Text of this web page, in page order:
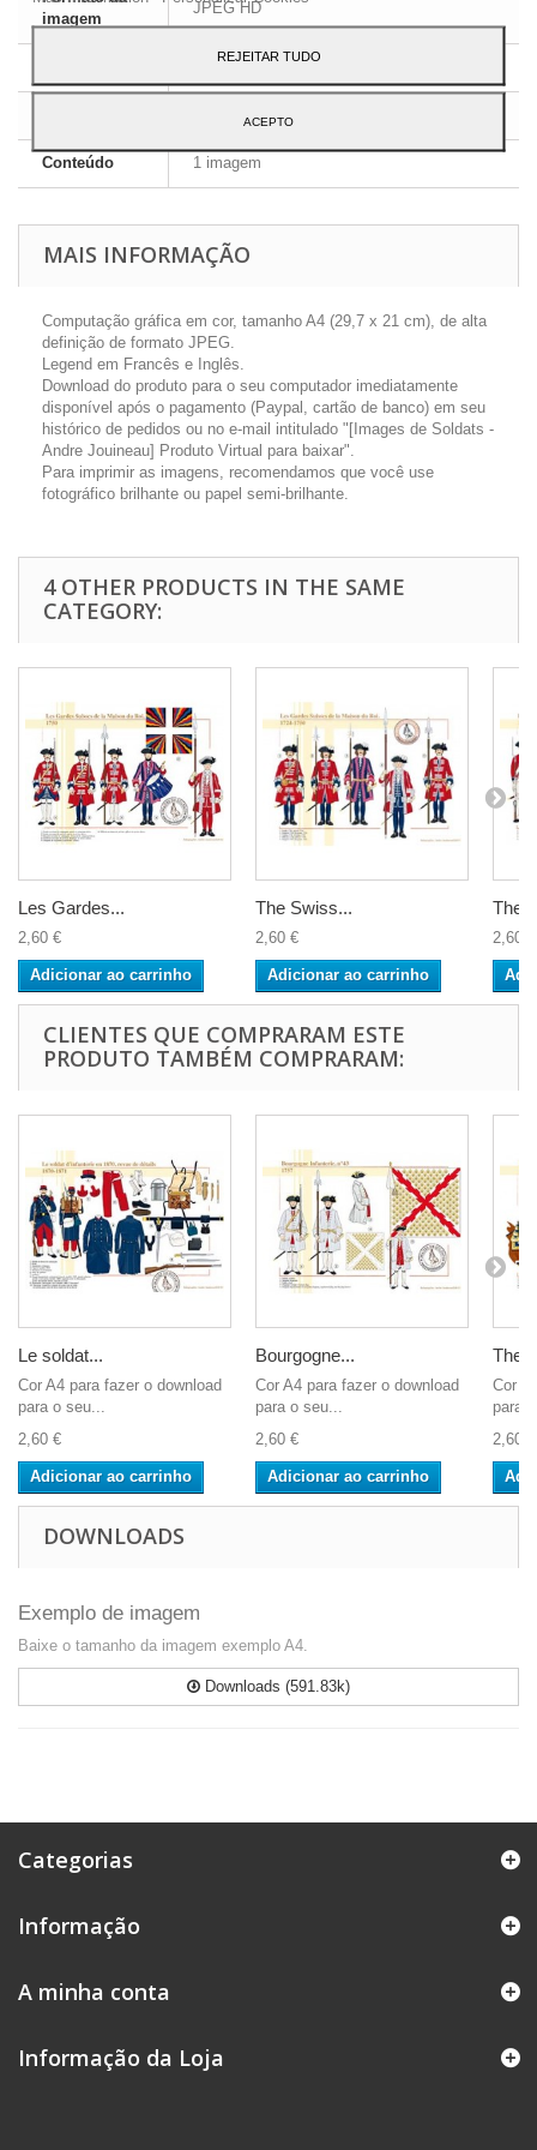
imagem
JPEG HD
A4 - 29,7 x 21 cm
Inglês e Francês
Conteúdo 1 imagem
MAIS INFORMAÇÃO
Computação gráfica em cor, tamanho A4 (29,7 x 21 cm), de alta
definição de formato JPEG.
Legend em Francês e Inglês.
Download do produto para o seu computador imediatamente
disponível após o pagamento (Paypal, cartão de banco) em seu
histórico de pedidos ou no e-mail intitulado "[Images de Soldats -
Andre Jouineau] Produto Virtual para baixar".
Para imprimir as imagens, recomendamos que você use
fotográfico brilhante ou papel semi-brilhante.
4 OTHER PRODUCTS IN THE SAME
CATEGORY:
Les Gardes...
2,60 €
Adicionar ao carrinho
The Swiss...
2,60 €
Adicionar ao carrinho
The
2,60 €
CLIENTES QUE COMPRARAM ESTE
PRODUTO TAMBÉM COMPRARAM:
Le soldat...
Cor A4 para fazer o download
para o seu...
2,60 €
Adicionar ao carrinho
Bourgogne...
Cor A4 para fazer o download
para o seu...
2,60 €
Adicionar ao carrinho
The...
Cor
para
2,60 €
DOWNLOADS
Exemplo de imagem
Baixe o tamanho da imagem exemplo A4.
Downloads (591.83k)
Categorias
Informação
A minha conta
Informação da Loja
REJEITAR TUDO
ACEPTO